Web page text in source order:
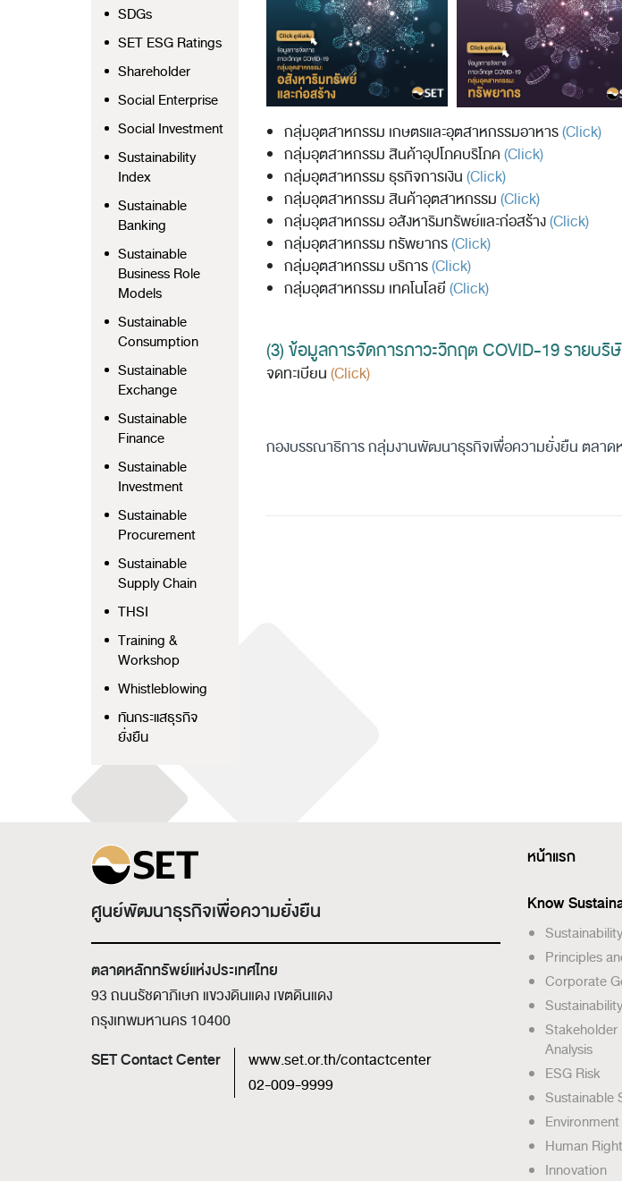
SDGs
SET ESG Ratings
Shareholder
Social Enterprise
Social Investment
Sustainability
Index
Sustainable
Banking
Sustainable
Business Role
Models
Sustainable
Consumption
Sustainable
Exchange
Sustainable
Finance
Sustainable
Investment
Sustainable
Procurement
Sustainable
Supply Chain
THSI
Training &
Workshop
Whistleblowing
ทันกระแสธุรกิจ
ยั่งยืน
กลุ่มอุตสาหกรรม เกษตรและอุตสาหกรรมอาหาร(Click)
กลุ่มอุตสาหกรรม สินค้าอุปโภคบริโภค(Click)
กลุ่มอุตสาหกรรม ธุรกิจการเงิน(Click)
กลุ่มอุตสาหกรรม สินค้าอุตสาหกรรม(Click)
กลุ่มอุตสาหกรรม อสังหาริมทรัพย์และก่อสร้าง(Click)
กลุ่มอุตสาหกรรม ทรัพยากร(Click)
กลุ่มอุตสาหกรรม บริการ(Click)
กลุ่มอุตสาหกรรม เทคโนโลยี(Click)
(3) ข้อมูลการจัดการภาวะวิกฤต COVID-19 รายบริ
จดทะเบียน(Click)
กองบรรณาธิการ กลุ่มงานพัฒนาธุรกิจเพื่อความยั่งยืน ตลาด
ศูนย์พัฒนาธุรกิจเพื่อความยั่งยืน
ตลาดหลักทรัพย์แห่งประเทศไทย
93 ถนนรัชดาภิเษก แขวงดินแดง เขตดินแดง
กรุงเทพมหานคร 10400
SET Contact Center
www.set.or.th/contactcenter
02-009-9999
หน้าแรก
Know
Principles
Corporate
Stakeholder
Analysis
ESG Risk
Sustainable
Environment
Human
Innovation